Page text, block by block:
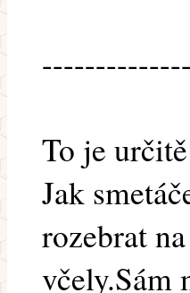
To je
Jak
rozebrat
včely.Sám